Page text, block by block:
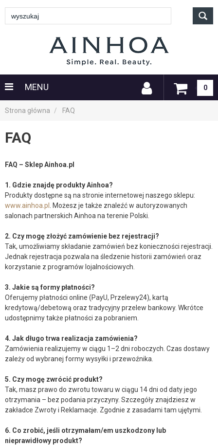
MENU 0
Strona główna FAQ
FAQ
FAQ – Sklep Ainhoa.pl
1. Gdzie znajdę produkty Ainhoa?
Produkty dostępne są na stronie internetowej naszego sklepu:
www.ainhoa.pl
. Możesz je także znaleźć w autoryzowanych
salonach partnerskich Ainhoa na terenie Polski.
2. Czy mogę złożyć zamówienie bez rejestracji?
Tak, umożliwiamy składanie zamówień bez konieczności rejestracji.
Jednak rejestracja pozwala na śledzenie historii zamówień oraz
korzystanie z programów lojalnościowych.
3. Jakie są formy płatności?
Oferujemy płatności online (PayU, Przelewy24), kartą
kredytową/debetową oraz tradycyjny przelew bankowy. Wkrótce
udostępnimy także płatności za pobraniem.
4. Jak długo trwa realizacja zamówienia?
Zamówienia realizujemy w ciągu 1–2 dni roboczych. Czas dostawy
zależy od wybranej formy wysyłki i przewoźnika.
5. Czy mogę zwrócić produkt?
Tak, masz prawo do zwrotu towaru w ciągu 14 dni od daty jego
otrzymania – bez podania przyczyny. Szczegóły znajdziesz w
zakładce Zwroty i Reklamacje. Zgodnie z zasadami tam ujętymi.
6. Co zrobić, jeśli otrzymałam/em uszkodzony lub
nieprawidłowy produkt?